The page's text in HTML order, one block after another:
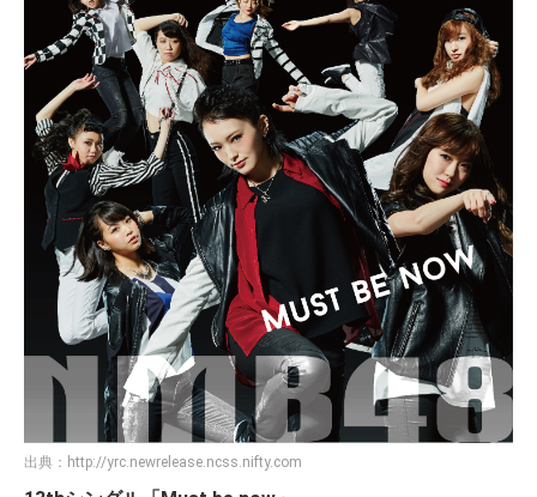
出典： http://yrc.newrelease.ncss.nifty.com